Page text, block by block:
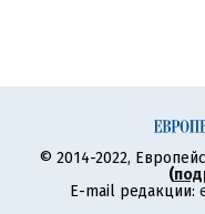
© 2014-2022,
(
E-mail редакции: